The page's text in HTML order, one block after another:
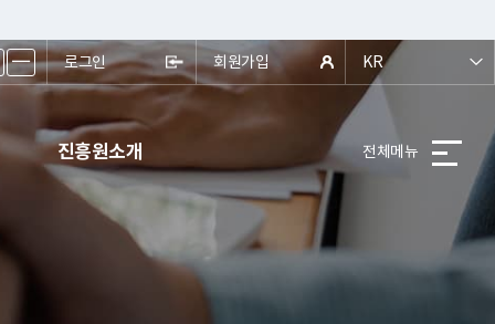
ㅡ 로그인 회원가입 KR
진흥원소개 전체메뉴